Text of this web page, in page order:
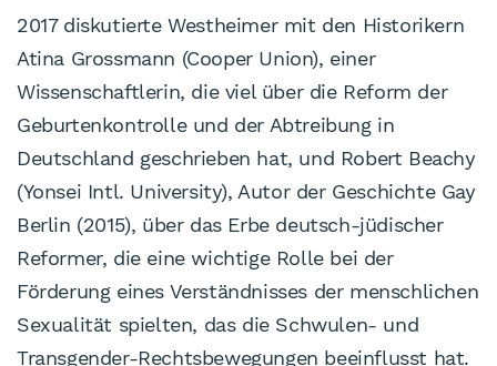
2017 diskutierte Westheimer mit den Historikern
Atina Grossmann (Cooper Union), einer
Wissenschaftlerin, die viel über die Reform der
Geburtenkontrolle und der Abtreibung in
Deutschland geschrieben hat, und Robert Beachy
(Yonsei Intl. University), Autor der Geschichte Gay
Berlin (2015), über das Erbe deutsch-jüdischer
Reformer, die eine wichtige Rolle bei der
Förderung eines Verständnisses der menschlichen
Sexualität spielten, das die Schwulen- und
Transgender-Rechtsbewegungen beeinflusst hat.